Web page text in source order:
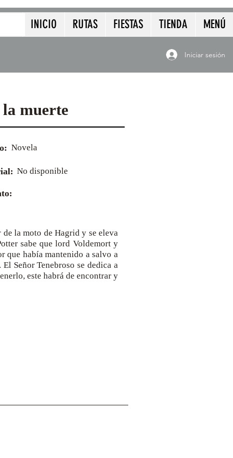
INICIO RUTAS FIESTAS TIENDA MENÚ
Iniciar sesión
muerte
Novela
No disponible
de la moto de Hagrid y se eleva
sabe que lord Voldemort y
que había mantenido a salvo a
Señor Tenebroso se dedica a
este habrá de encontrar y